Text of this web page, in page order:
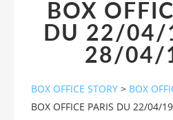
BOX
DU 22/04/
28/04/
BOX OFFICE STORY > BOX
BOX OFFICE PARIS DU 22/04/